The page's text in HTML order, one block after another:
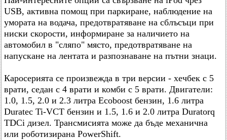
USB, активна помощ при паркиране, наблюдение на
умората на водача, предотвратяване на сблъсъци при
ниски скорости, информиране за наличието на
автомобил в "сляпо" място, предотвратяване на
напускане на лентата и разпознаване на пътни знаци.
Каросерията се произвежда в три версии - хечбек с 5
врати, седан с 4 врати и комби с 5 врати. Двигатели:
1.0, 1.5, 2.0 и 2.3 литра Ecoboost бензин, 1.6 литра
Duratec Ti-VCT бензин и 1.5, 1.6 и 2.0 литра Duratorq
TDCi дизел. Трансмисията може да бъде механична
или роботизирана PowerShift.